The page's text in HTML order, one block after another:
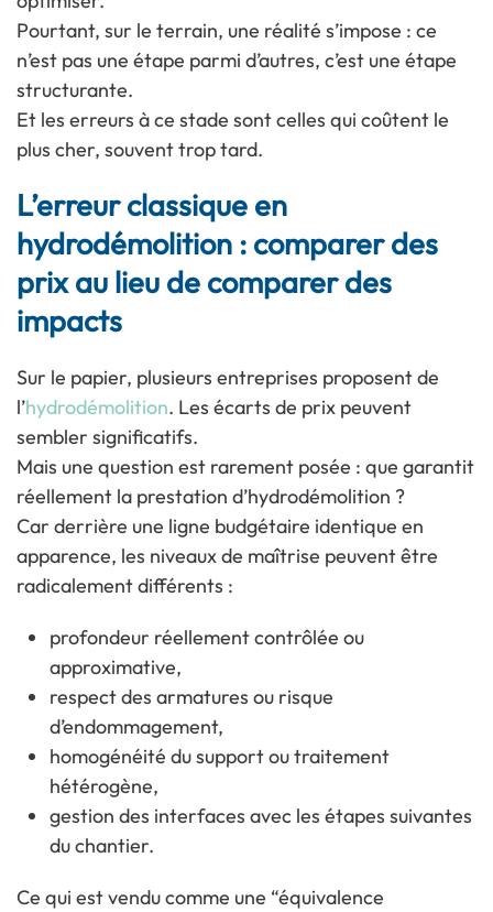
Pourtant, sur le terrain, une réalité s’impose : ce
n’est pas une étape parmi d’autres, c’est une étape
structurante.
Et les erreurs à ce stade sont celles qui coûtent le
plus cher, souvent trop tard.
L’erreur classique en
hydrodémolition : comparer des
prix au lieu de comparer des
impacts
Sur le papier, plusieurs entreprises proposent de
l’hydrodémolition. Les écarts de prix peuvent
sembler significatifs.
Mais une question est rarement posée : que garantit
réellement la prestation d’hydrodémolition ?
Car derrière une ligne budgétaire identique en
apparence, les niveaux de maîtrise peuvent être
radicalement différents :
profondeur réellement contrôlée ou
approximative,
respect des armatures ou risque
d’endommagement,
homogénéité du support ou traitement
hétérogène,
gestion des interfaces avec les étapes suivantes
du chantier.
Ce qui est vendu comme une “équivalence